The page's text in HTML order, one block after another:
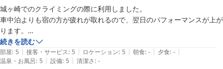
城ヶ崎でのクライミングの際に利用しました。
車中泊よりも宿の方が疲れが取れるので、翌日のパフォーマンスが上が
ります。
周辺で最も安く泊まれるプランだったのが選択の決め手でした。
宿の設備等、ある種のエンターテインメントだと思えば、非常に楽しい
思い出となりました。
続きを読む
部屋: 5 | 接客・サービス: 5 | ロケーション: 5 | 朝食: - | 夕食: - |
温泉・お風呂: 5 | 設備: 5 | 清潔さ: -